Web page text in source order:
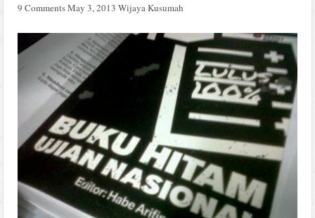
9 CommentsMay 3, 2013 Wijaya Kusumah